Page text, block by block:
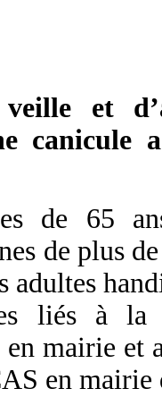
et
de 65
de plus
adultes
liés à la
mairie et
en